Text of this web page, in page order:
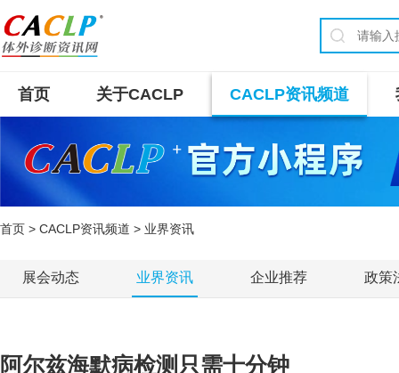
首页 关于CACLP CACLP资讯频道
首页 > CACLP资讯频道 > 业界资讯
展会动态 业界资讯 企业推荐 政策
阿尔兹海默病检测只需十分钟